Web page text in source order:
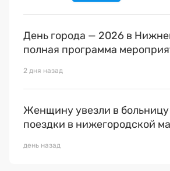
День города — 2026 в
полная программа
2 дня назад
Женщину увезли в
поездки в нижегородской
день назад